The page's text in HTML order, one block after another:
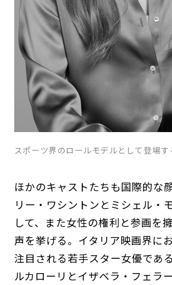
スポーツ界のロールモデルとして登場す
ほかのキャストたちも国際的な
リー・ワシントンとミシェル・
して、また女性の権利と参画を
声を挙げる。イタリア映画界に
注目される若手スター女優であ
ルカローリとイザベラ・フェラ